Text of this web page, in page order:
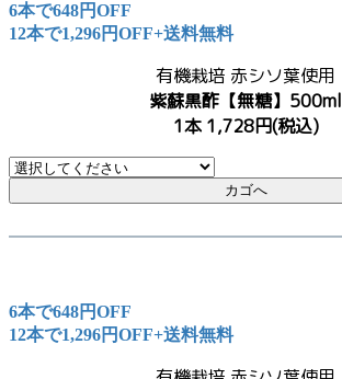
6本で648円OFF
12本で1,296円OFF+送料無料
有機栽培 赤シソ葉使用
紫蘇黒酢【無糖】500ml
1本 1,728円(税込)
6本で648円OFF
12本で1,296円OFF+送料無料